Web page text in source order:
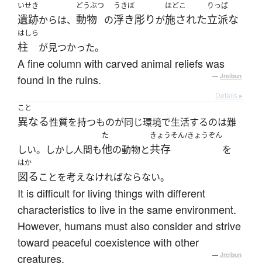
いせき
遺跡からは、
どうぶつ
動物 の
うきぼ
浮き彫りが
ほどこ
施された
りっぱ
立派な
はしら
柱 が見つかった。
A fine column with carved animal reliefs was
found in the ruins.
— Jreibun
Details ▸
こと
異なる性質を持つものが同じ環境で生活するのは難
しい。しかし人間も
た
他の動物と
きょうそん/きょうぞん
共存 を
はか
図ることを考えなければならない。
It is difficult for living things with different
characteristics to live in the same environment.
However, humans must also consider and strive
toward peaceful coexistence with other
creatures.
— Jreibun